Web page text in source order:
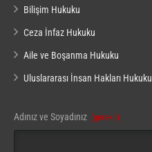
Bilişim Hukuku
Ceza İnfaz Hukuku
Aile ve Boşanma Hukuku
Uluslararası İnsan Hakları Hukuku
Adınız ve Soyadınız (gerekli)